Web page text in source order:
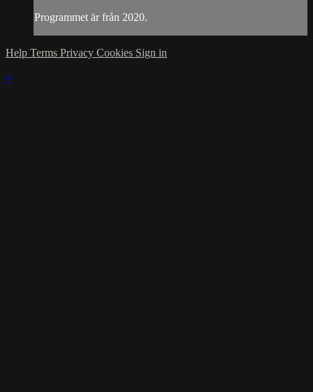
Programmet är från 2020.
Help Terms Privacy Cookies Sign in
×